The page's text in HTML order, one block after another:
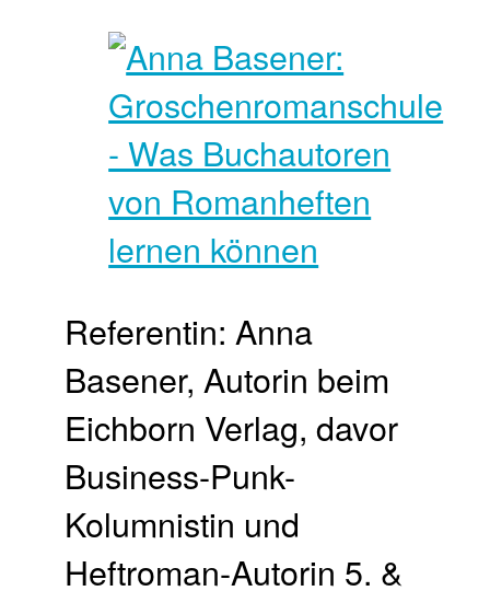
Referentin: Anna
Basener, Autorin beim
Eichborn Verlag, davor
Business-Punk-
Kolumnistin und
Heftroman-Autorin 5. &